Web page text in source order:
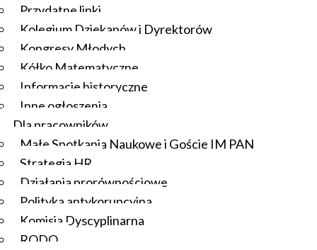
Przydatne linki
Kolegium Dziekanów i Dyrektorów
Kongresy Młodych
Kółko Matematyczne
Informacje historyczne
Inne ogłoszenia
Dla pracowników
Małe Spotkania Naukowe i Goście IM PAN
Strategia HR
Działania prorównościowe
Polityka antykorupcyjna
Komisja Dyscyplinarna
RODO